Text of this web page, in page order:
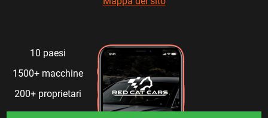
10 paesi
1500+ macchine
200+ proprietari